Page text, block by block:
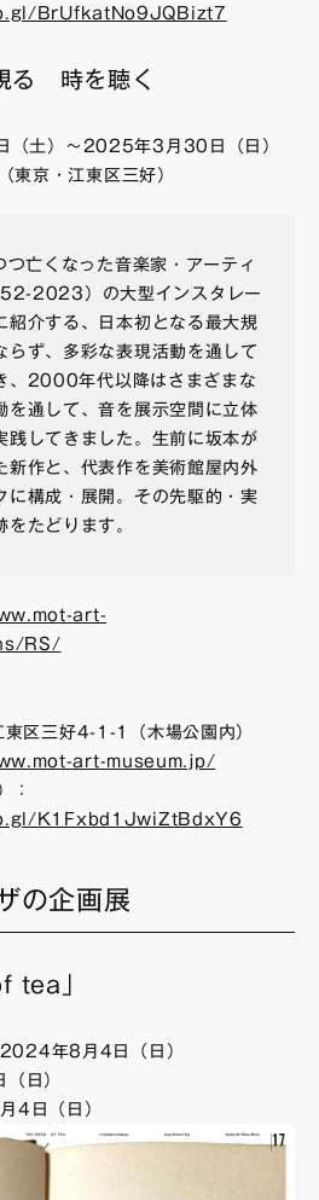
BrUfkatNo9JQBizt7
る 時を聴く
土）～2025年3月30日（日）
東京・江東区三好）
亡くなった音楽家・アーティ
2023）の大型インスタレー
紹介する、日本初となる最大規
らず、多彩な表現活動を通して
、2000年代以降はさまざまな
を通して、音を展示空間に立体
践してきました。生前に坂本が
新作と、代表作を美術館屋内外
に構成・展開。その先駆的・実
たどります。
art-
RS/
三好4-1-1（木場公園内）
art-museum.jp/
：
K1Fxbd1JwiZtBdxY6
の企画展
tea
年8月4日（日）
日）
4日（日）